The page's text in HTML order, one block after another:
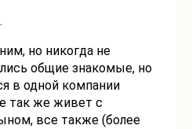
но никогда не
общие знакомые, но
в одной компании
так же живет с
все также (более